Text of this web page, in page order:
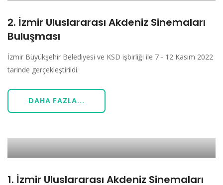
2. İzmir Uluslararası Akdeniz Sinemaları
Buluşması
İzmir Büyükşehir Belediyesi ve KSD işbirliği ile 7 - 12 Kasım 2022
tarinde gerçekleştirildi.
DAHA FAZLA...
1. İzmir Uluslararası Akdeniz Sinemaları